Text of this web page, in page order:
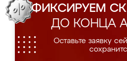
ФИКСИРУЕМ
ДО КОНЦА
Оставьте заявку